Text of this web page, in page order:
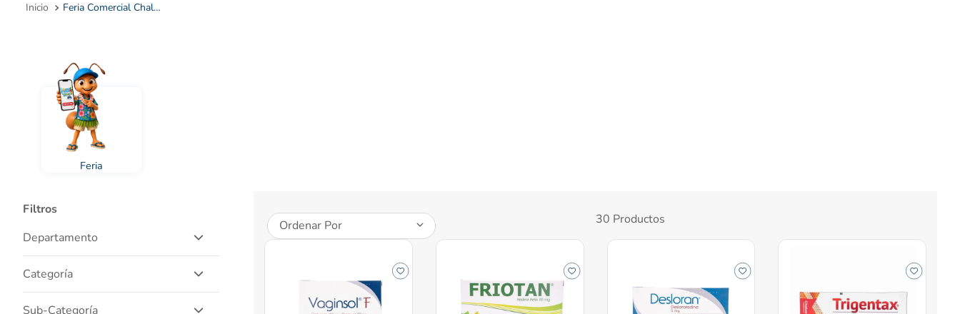
Feria Comercial Chalver
Feria
Filtros
Departamento
Categoría
Sub-Categoría
Ordenar Por 30 Productos